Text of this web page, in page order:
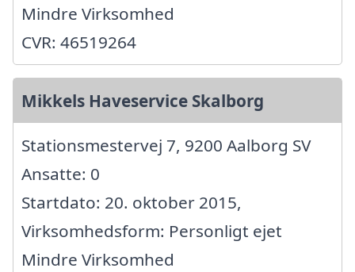
Mindre Virksomhed
CVR: 46519264
Mikkels Haveservice Skalborg
Stationsmestervej 7, 9200 Aalborg SV
Ansatte: 0
Startdato: 20. oktober 2015,
Virksomhedsform: Personligt ejet
Mindre Virksomhed